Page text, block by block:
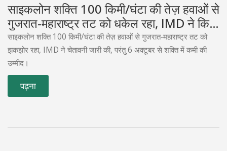
साइकलोन शक्ति 100 किमी/घंटा की तेज़ हवाओं से
गुजरात‑महाराष्ट्र तट को धकेल रहा, IMD ने किया
चेतावनी
साइकलोन शक्ति 100 किमी/घंटा की तेज़ हवाओं से गुजरात‑महाराष्ट्र तट को
झकझोर रहा, IMD ने चेतावनी जारी की, परंतु 6 अक्टूबर से शक्ति में कमी की
उम्मीद।
पढ़ना